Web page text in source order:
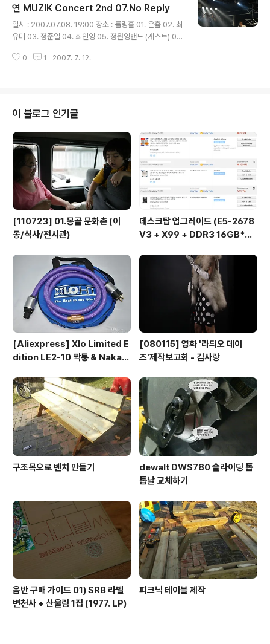
환 님의 막춤은 그 중 압권이었죠.
연 MUZIK Concert 2nd 07.No Reply
일시 : 2007.07.08. 19:00 장소 : 롤링홀 01. 은휼 02. 최
유미 03. 정준일 04. 최인영 05. 정원영밴드 (게스트) 06.
T SORROW 일곱번째... 유일한 17회 참여자. 은상을 수
정욱재 님은 'EdiTuD'라는 이름으로 지난달 디지탈 싱글
을 발매하셨더군요. 장르는 랩/힙합!
0 1 2007. 7. 12.
이 블로그 인기글
[110723] 01.몽골 문화촌 (이
동/식사/전시관)
데스크탑 업그레이드 (E5-2678
V3 + X99 + DDR3 16GB*
[Aliexpress] Xlo Limited E
dition LE2-10 짝퉁 & Nakam
[080115] 영화 '라듸오 데이
즈'제작보고회 - 김사랑
구조목으로 벤치 만들기
dewalt DWS780 슬라이딩 톱
톱날 교체하기
음반 구매 가이드 01) SRB 라벨
변천사 + 산울림 1집 (1977. LP)
피크닉 테이블 제작